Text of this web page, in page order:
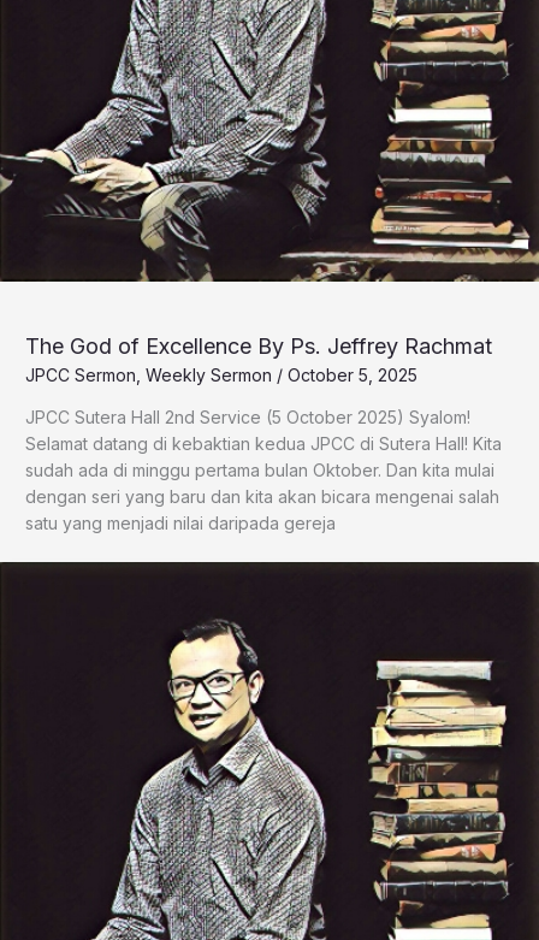
The God of Excellence By Ps. Jeffrey Rachmat
JPCC Sermon Weekly Sermon / October 5, 2025
JPCC Sutera Hall 2nd Service (5 October 2025) Syalom!
Selamat datang di kebaktian kedua JPCC di Sutera Hall! Kita
sudah ada di minggu pertama bulan Oktober. Dan kita mulai
dengan seri yang baru dan kita akan bicara mengenai salah
satu yang menjadi nilai daripada gereja